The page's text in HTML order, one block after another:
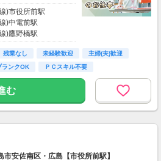
日）＋交通費
証するものではあ
)市役所前駅
)中電前駅
)鷹野橋駅
残業なし 未経験歓迎
主婦(夫)歓迎
ランクOK ＰＣスキル不要
む
安佐南区・広島【市役所前駅】